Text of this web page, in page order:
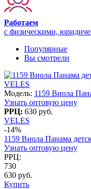
Работаем
с физическими,
Популярные
Вы смотрели
VELES
Модель: 1159 Виола
Узнать оптовую цену
РРЦ: 630 руб.
VELES
-14%
1159 Виола Панама
Узнать оптовую цену
РРЦ:
730
630 руб.
Купить